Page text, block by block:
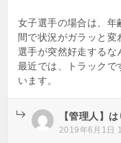
女子選手の場合は、年
間で状況がガラッと変
選手が突然好走するな
最近では、トラックで
います。
【管理人】
2019年6月1日